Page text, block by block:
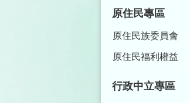
原住民專區
原住民族委員會
原住民福利權益
行政中立專區